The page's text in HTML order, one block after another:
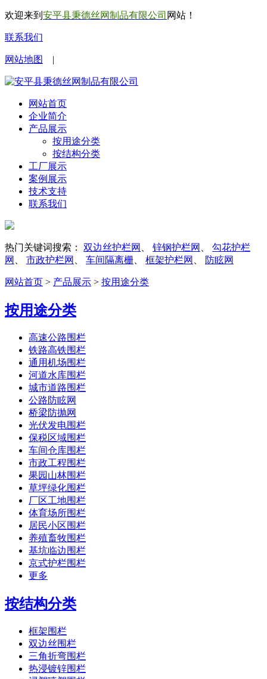
欢迎来到 安平县秉德丝网制品有限公司 网站！
联系我们
网站地图 |
网站首页
企业简介
产品展示
按用途分类
按结构分类
工厂展示
案例展示
技术支持
联系我们
热门关键词搜索： 双边丝护栏网 锌钢护栏网
勾花护栏
网
市政护栏网 车间隔离栅 框架护栏网 防眩网
网站首页 > 产品展示 > 按用途分类
按用途分类
高速公路围栏
铁路高铁围栏
通用机场围栏
河道水库围栏
城市道路围栏
公路防眩网
桥梁防抛网
光伏发电围栏
保税区域围栏
车间仓库围栏
市政工程围栏
果园山林围栏
草坪绿化围栏
厂区工地围栏
体育场所围栏
居民小区围栏
养殖畜牧围栏
基坑临边围栏
京式护栏围栏
更多
按结构分类
框架围栏
双边丝围栏
三角折弯围栏
热浸镀锌围栏